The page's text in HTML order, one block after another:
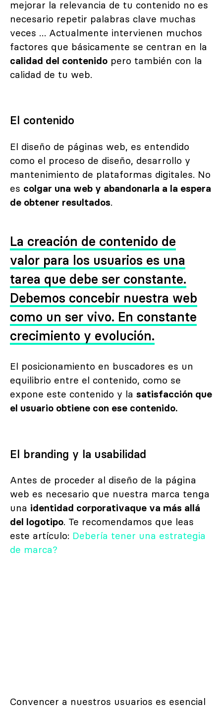
mejorar la relevancia de tu contenido no es
necesario repetir palabras clave muchas
veces … Actualmente intervienen muchos
factores que básicamente se centran en la
calidad del contenido pero también con la
calidad de tu web.
El contenido
El diseño de páginas web, es entendido
como el proceso de diseño, desarrollo y
mantenimiento de plataformas digitales. No
es colgar una web y abandonarla a la espera
de obtener resultados.
La creación de contenido de
valor para los usuarios es una
tarea que debe ser constante.
Debemos concebir nuestra web
como un ser vivo. En constante
crecimiento y evolución.
El posicionamiento en buscadores es un
equilibrio entre el contenido, como se
expone este contenido y la satisfacción que
el usuario obtiene con ese contenido.
El branding y la usabilidad
Antes de proceder al diseño de la página
web es necesario que nuestra marca tenga
una identidad corporativaque va más allá
del logotipo. Te recomendamos que leas
este artículo: Debería tener una estrategia
de marca?
Convencer a nuestros usuarios es esencial